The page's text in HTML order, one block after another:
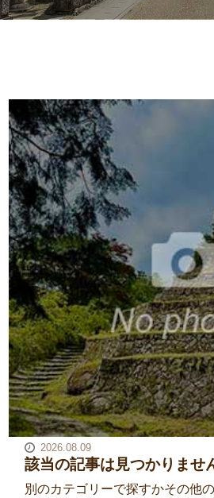
2026.08.09
該当の記事は見つかりませ
別のカテゴリーで探すかその他